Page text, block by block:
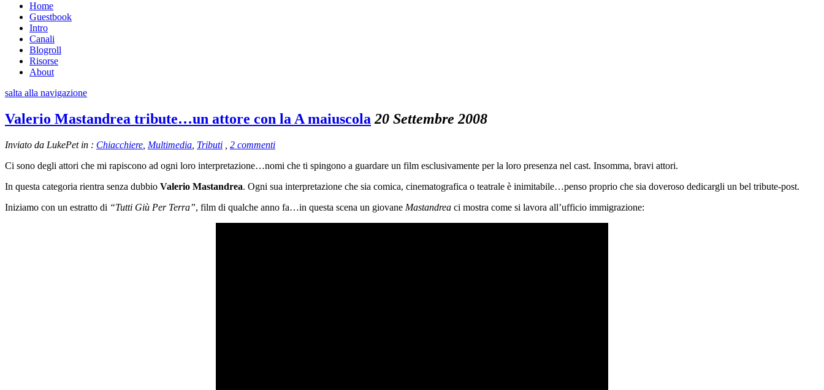
Home
Guestbook
Intro
Canali
Blogroll
Risorse
About
salta alla navigazione
Valerio Mastandrea tribute…un attore con la A maiuscola 20 Settembre 2008
Inviato da LukePet in : Chiacchiere Multimedia Tributi
2 commenti
Ci sono degli attori che mi rapiscono ad ogni loro interpretazione…nomi che ti spingono a guardare un film esclusivamente per la loro presenza nel cast. Insomma, bravi attori.
In questa categoria rientra senza dubbio Valerio Mastandrea. Ogni sua interpretazione che sia comica, cinematografica o teatrale è inimitabile…penso proprio che sia doveroso dedicargli un bel tribute-post.
Iniziamo con un estratto di “Tutti Giù Per Terra”, film di qualche anno fa…in questa scena un giovane Mastandrea ci mostra come si lavora all’ufficio immigrazione: